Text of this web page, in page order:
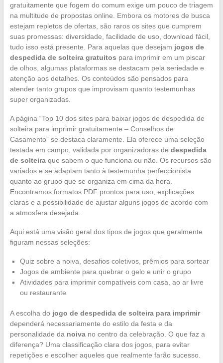
gratuitamente que fogem do comum exige um pouco de triagem
na multitude de propostas online. Embora os motores de busca
estejam repletos de ofertas, são raros os sites que cumprem
suas promessas: diversidade, facilidade de uso, download fácil,
tudo isso está presente. Para aquelas que desejam jogos de
despedida de solteira gratuitos para imprimir em um piscar
de olhos, algumas plataformas se destacam pela seriedade e
atenção aos detalhes. Os conteúdos são pensados para
atender tanto grupos que improvisam quanto testemunhas
super organizadas.
A página “Top 10 dos sites para baixar jogos de despedida de
solteira para imprimir gratuitamente – Conselhos de
Casamento” se destaca claramente. Ela oferece uma seleção
testada em campo, validada por organizadoras de despedida
de solteiraque sabem o que funciona ou não. Os recursos são
variados e se adaptam tanto à testemunha perfeccionista
quanto ao grupo que se organiza em cima da hora.
Encontramos formatos PDF prontos para uso, explicações
claras e a possibilidade de ajustar alguns jogos de acordo com
a atmosfera desejada.
Aqui está uma visão geral dos tipos de jogos que geralmente
figuram nessas seleções:
Quiz sobre a noiva, desafios coletivos, prêmios para sortear
Jogos de ambiente para quebrar o gelo e unir o grupo
Atividades para imprimir compatíveis com casa, ao ar livre
ou restaurante
A escolha do jogo de despedida de solteira para imprimir
dependerá necessariamente do estilo da festa e da
personalidade da noivano centro da celebração. O que faz a
diferença? Uma classificação clara dos jogos, para evitar
repetições e escolher aqueles que realmente farão sucesso.